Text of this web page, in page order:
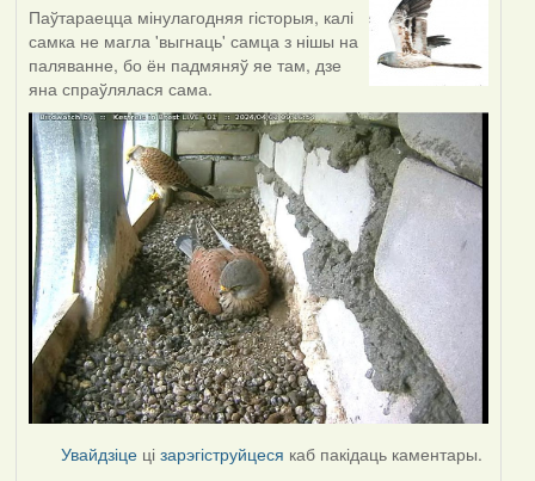
Паўтараецца мінулагодняя гісторыя, калі
самка не магла 'выгнаць' самца з нішы на
паляванне, бо ён падмяняў яе там, дзе
яна спраўлялася сама.
Увайдзіце цізарэгіструйцеся каб пакідаць каментары.